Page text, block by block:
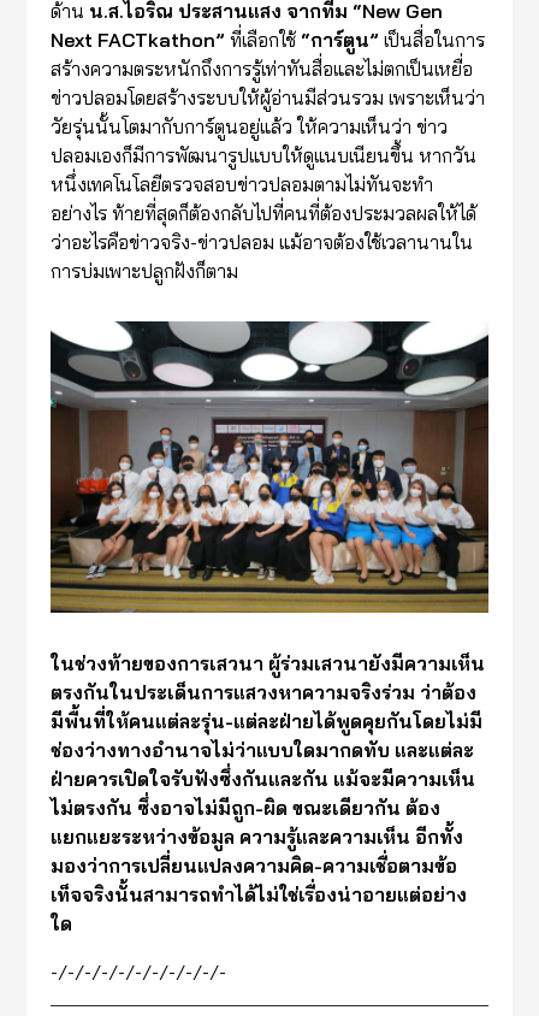
ด้าน น.ส.ไอริณ ประสานแสง จากทีม “New Gen
Next FACTkathon” ที่เลือกใช้ “การ์ตูน” เป็นสื่อในการ
สร้างความตระหนักถึงการรู้เท่าทันสื่อและไม่ตกเป็นเหยื่อ
ข่าวปลอมโดยสร้างระบบให้ผู้อ่านมีส่วนรวม เพราะเห็นว่า
วัยรุ่นนั้นโตมากับการ์ตูนอยู่แล้ว ให้ความเห็นว่า ข่าว
ปลอมเองก็มีการพัฒนารูปแบบให้ดูแนบเนียนขึ้น หากวัน
หนึ่งเทคโนโลยีตรวจสอบข่าวปลอมตามไม่ทันจะทำ
อย่างไร ท้ายที่สุดก็ต้องกลับไปที่คนที่ต้องประมวลผลให้ได้
ว่าอะไรคือข่าวจริง-ข่าวปลอม แม้อาจต้องใช้เวลานานใน
การบ่มเพาะปลูกฝังก็ตาม
ในช่วงท้ายของการเสวนา ผู้ร่วมเสวนายังมีความเห็น
ตรงกันในประเด็นการแสวงหาความจริงร่วม ว่าต้อง
มีพื้นที่ให้คนแต่ละรุ่น-แต่ละฝ่ายได้พูดคุยกันโดยไม่มี
ช่องว่างทางอำนาจไม่ว่าแบบใดมากดทับ และแต่ละ
ฝ่ายควรเปิดใจรับฟังซึ่งกันและกัน แม้จะมีความเห็น
ไม่ตรงกัน ซึ่งอาจไม่มีถูก-ผิด ขณะเดียวกัน ต้อง
แยกแยะระหว่างข้อมูล ความรู้และความเห็น อีกทั้ง
มองว่าการเปลี่ยนแปลงความคิด-ความเชื่อตามข้อ
เท็จจริงนั้นสามารถทำได้ไม่ใช่เรื่องน่าอายแต่อย่าง
ใด
-/-/-/-/-/-/-/-/-/-/-